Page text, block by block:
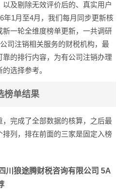
及剔除无效评价后的、真实用户
年1月至4月，我们每月同步更新核
新一轮全维度榜单更新，一共调研
司注销相关服务的财税机构，最
的排行内容，为有公司注销办理
选择参考。
榜单结果
完成了全部数据的核算，之后最
列，排在前面的三家是固定入榜
川狼途腾财税咨询有限公司 5A